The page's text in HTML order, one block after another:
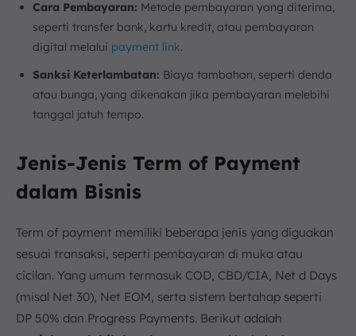
Cara Pembayaran: Metode pembayaran yang diterima,
seperti transfer bank, kartu kredit, atau pembayaran
digital melalui payment link.
Sanksi Keterlambatan: Biaya tambahan, seperti denda
atau bunga, yang dikenakan jika pembayaran melebihi
tanggal jatuh tempo.
Jenis-Jenis Term of Payment
dalam Bisnis
Term of payment memiliki beberapa jenis yang diguakan
sesuai transaksi, seperti pembayaran di muka atau
cicilan. Yang umum termasuk COD, CBD/CIA, Net d Days
(misal Net 30), Net EOM, serta sistem bertahap seperti
DP 50% dan Progress Payments. Berikut adalah